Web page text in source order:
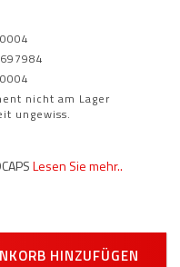
nicht am Lager
ungewiss.
Lesen Sie mehr..
HINZUFÜGEN